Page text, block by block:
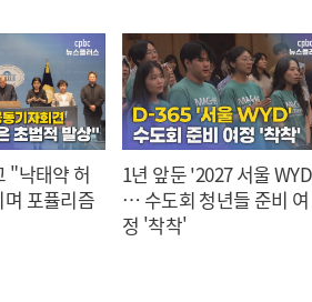
"낙태약 허
포퓰리즘
1년 앞둔 '2027 서울 WYD'
… 수도회 청년들 준비 여
정 '착착'